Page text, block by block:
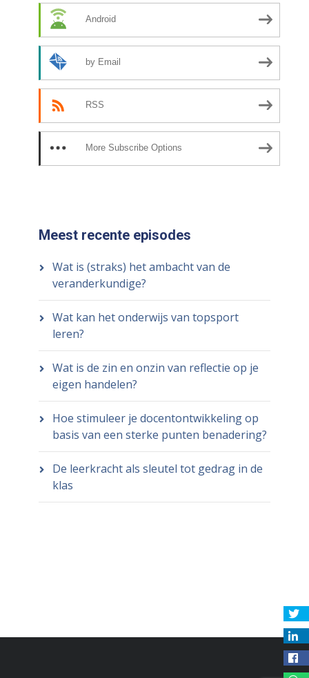
Android
by Email
RSS
More Subscribe Options
Meest recente episodes
Wat is (straks) het ambacht van de
veranderkundige?
Wat kan het onderwijs van topsport
leren?
Wat is de zin en onzin van reflectie op je
eigen handelen?
Hoe stimuleer je docentontwikkeling op
basis van een sterke punten benadering?
De leerkracht als sleutel tot gedrag in de
klas